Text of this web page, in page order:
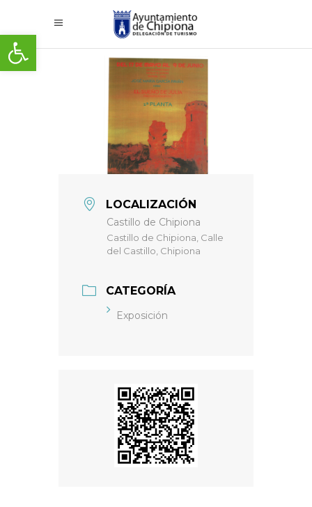
Abrir barra de herramientas
LOCALIZACIÓN
Castillo de Chipiona
Castillo de Chipiona, Calle
del Castillo, Chipiona
CATEGORÍA
Exposición